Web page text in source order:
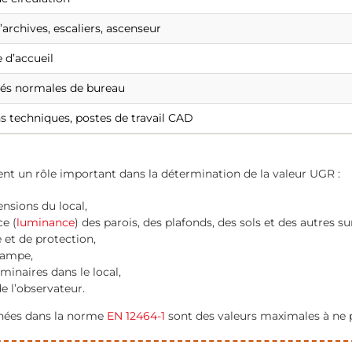
escaliers, ascenseur
d’accueil
normales de bureau
techniques, postes de travail CAD
un rôle important dans la détermination de la valeur UGR :
du local,
(luminance) des parois, des plafonds, des sols et des autres
et de protection,
dans le local,
l’observateur.
dans la norme EN 12464-1 sont des valeurs maximales à ne